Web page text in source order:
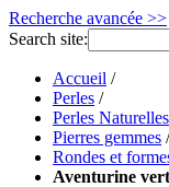
Recherche avancée >>
Search site:
Accueil /
Perles /
Perles Naturelles
Pierres gemmes /
Rondes et
Aventurine